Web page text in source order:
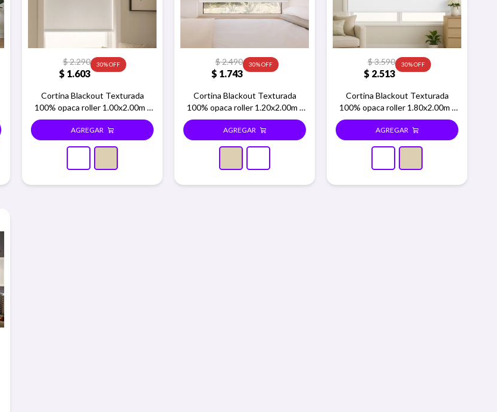
$ 1.603
$2.290 30
Cortina Blackout Texturada
100% opaca roller 1.00x2.00m -
Blanco
$ 1.743
$2.490 30
Cortina Blackout Texturada
100% opaca roller 1.20x2.00m -
Beige
$ 2.513
$3.590 30
Cortina Blackout Texturada
100% opaca roller 1.80x2.00m -
Blanco